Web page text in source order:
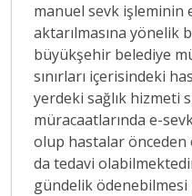
manuel sevk
aktarılmasına yönelik
büyükşehir belediye
sınırları içerisindeki
yerdeki sağlık hizmeti
müracaatlarında e-
olup hastalar önceden
da tedavi
gündelik ödenebilmesi